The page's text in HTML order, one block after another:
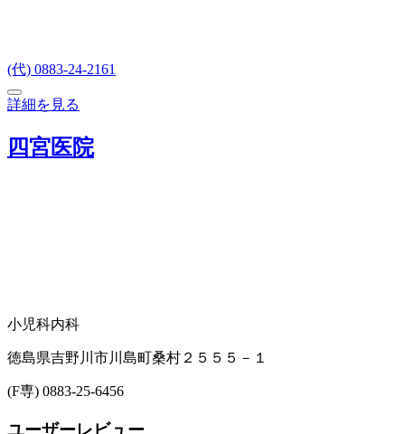
(代) 0883-24-2161
詳細を見る
四宮医院
小児科内科
徳島県吉野川市川島町桑村２５５５－１
(F専) 0883-25-6456
ユーザーレビュー